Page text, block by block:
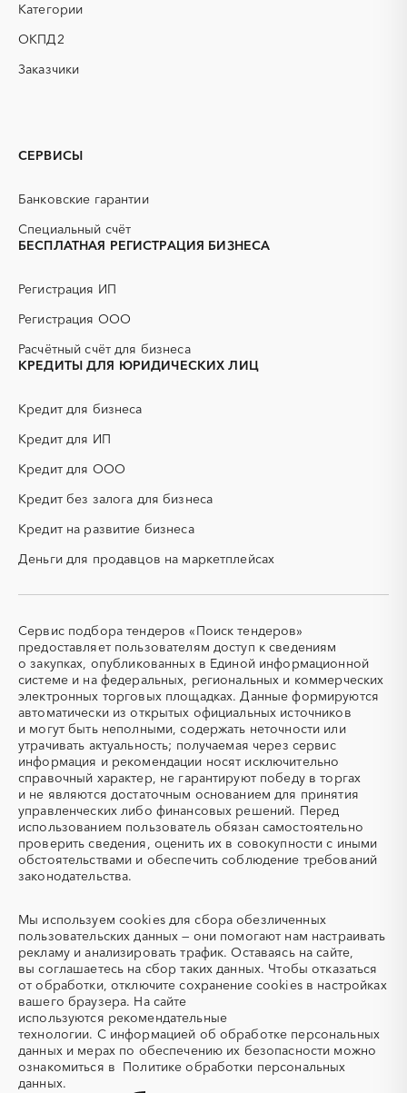
Категории
ОКПД2
Заказчики
СЕРВИСЫ
Банковские гарантии
Специальный счёт
БЕСПЛАТНАЯ РЕГИСТРАЦИЯ БИЗНЕСА
Регистрация ИП
Регистрация ООО
Расчётный счёт для бизнеса
КРЕДИТЫ ДЛЯ ЮРИДИЧЕСКИХ ЛИЦ
Кредит для бизнеса
Кредит для ИП
Кредит для ООО
Кредит без залога для бизнеса
Кредит на развитие бизнеса
Деньги для продавцов на маркетплейсах
Сервис подбора тендеров «Поиск тендеров»
предоставляет пользователям доступ к сведениям
о закупках, опубликованных в Единой информационной
системе и на федеральных, региональных и коммерческих
электронных торговых площадках. Данные формируются
автоматически из открытых официальных источников
и могут быть неполными, содержать неточности или
утрачивать актуальность; получаемая через сервис
информация и рекомендации носят исключительно
справочный характер, не гарантируют победу в торгах
и не являются достаточным основанием для принятия
управленческих либо финансовых решений. Перед
использованием пользователь обязан самостоятельно
проверить сведения, оценить их в совокупности с иными
обстоятельствами и обеспечить соблюдение требований
законодательства.
Мы используем cookies для сбора обезличенных
пользовательских данных — они помогают нам настраивать
рекламу и анализировать трафик. Оставаясь на сайте,
вы соглашаетесь на сбор таких данных. Чтобы отказаться
от обработки, отключите сохранение cookies в настройках
вашего браузера. На сайте
используются рекомендательные
технологии. С информацией об обработке персональных
данных и мерах по обеспечению их безопасности можно
ознакомиться в Политике обработки персональных
данных.